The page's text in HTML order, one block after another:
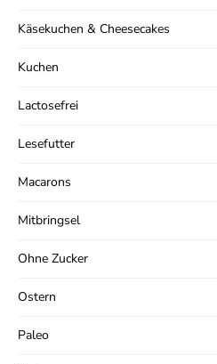
Käsekuchen & Cheesecakes
Kuchen
Lactosefrei
Lesefutter
Macarons
Mitbringsel
Ohne Zucker
Ostern
Paleo